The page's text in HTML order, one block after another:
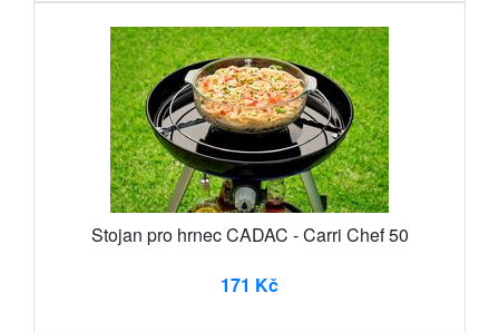
Stojan pro hrnec CADAC - Carri Chef 50
171 Kč